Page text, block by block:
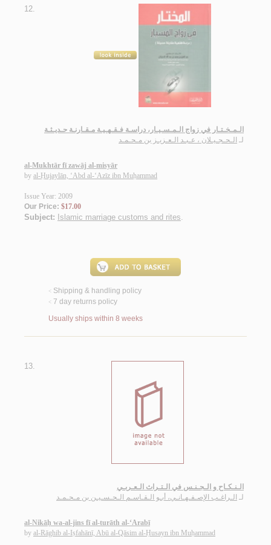
12.
الـمـخـتـار في زواج الـمـسـيـار، دراسـة فـقـهـيـة مـقـارنـة حـديـثـة
لـ الـحـجـيـلان ، عـبـد الـعـزيـز بن مـحـمـد
al-Mukhtār fī zawāj al-misyār
by al-Ḥujaylān, ‘Abd al-‘Azīz ibn Muḥammad
Issue Year: 2009
Our Price: $17.00
Subject: Islamic marriage customs and rites.
< Shipping & handling policy
< 7 day returns policy
Usually ships within 8 weeks
13.
الـنـكـاح و الـجـنـس في الـتـراث الـعـربـي
لـ الـراغـب الإصـفـهـانـي، أبـو الـقـاسـم الـحـسـيـن بن مـحـمـد
al-Nikāḥ wa-al-jins fī al-turāth al-‘Arabī
by al-Rāghib al-Iṣfahānī, Abū al-Qāsim al-Ḥusayn ibn Muḥammad